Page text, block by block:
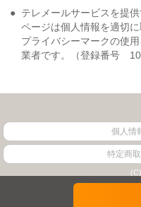
● テレメールサービスを提
ページは個人情報を適切
プライバシーマークの使
業者です。（登録番号
個人情
特定商